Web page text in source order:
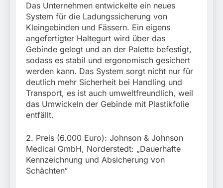
Das Unternehmen entwickelte ein neues
System für die Ladungssicherung von
Kleingebinden und Fässern. Ein eigens
angefertigter Haltegurt wird über das
Gebinde gelegt und an der Palette befestigt,
sodass es stabil und ergonomisch gesichert
werden kann. Das System sorgt nicht nur für
deutlich mehr Sicherheit bei Handling und
Transport, es ist auch umweltfreundlich, weil
das Umwickeln der Gebinde mit Plastikfolie
entfällt.
2. Preis (6.000 Euro): Johnson & Johnson
Medical GmbH, Norderstedt: „Dauerhafte
Kennzeichnung und Absicherung von
Schächten“